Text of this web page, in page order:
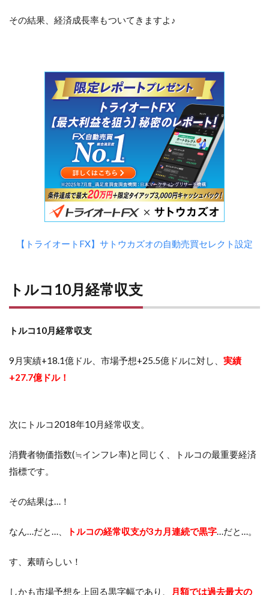
その結果、経済成長率もついてきますよ♪
【トライオートFX】サトウカズオの自動売買セレクト設定
トルコ10月経常収支
トルコ10月経常収支
9月実績+18.1億ドル、市場予想+25.5億ドルに対し、 実績
+27.7億ドル！
次にトルコ2018年10月経常収支。
消費者物価指数(≒インフレ率)と同じく、トルコの最重要経済
指標です。
その結果は…！
なん…だと…、 トルコの経常収支が3カ月連続で黒字 …だと…。
す、素晴らしい！
しかも市場予想を上回る黒字幅であり、 月額では過去最大の